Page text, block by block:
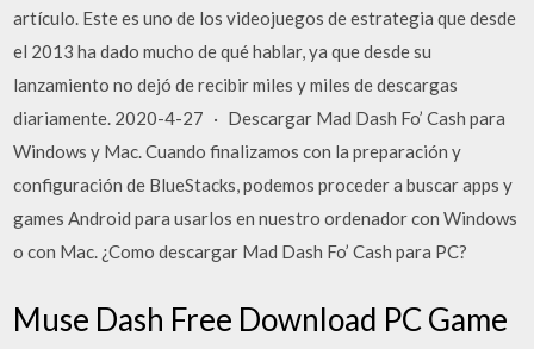
artículo. Este es uno de los videojuegos de estrategia que desde
el 2013 ha dado mucho de qué hablar, ya que desde su
lanzamiento no dejó de recibir miles y miles de descargas
diariamente. 2020-4-27 · Descargar Mad Dash Fo’ Cash para
Windows y Mac. Cuando finalizamos con la preparación y
configuración de BlueStacks, podemos proceder a buscar apps y
games Android para usarlos en nuestro ordenador con Windows
o con Mac. ¿Como descargar Mad Dash Fo’ Cash para PC?
Muse Dash Free Download PC Game